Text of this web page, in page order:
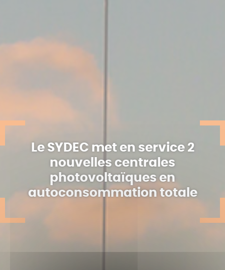
Le SYDEC met en service 2
nouvelles centrales
photovoltaïques en
autoconsommation totale